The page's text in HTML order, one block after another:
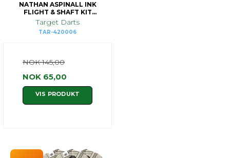
NATHAN ASPINALL INK
FLIGHT & SHAFT KIT
MEDIUM
Target Darts
TAR-420006
NOK 145,00
NOK 65,00
VIS PRODUKT